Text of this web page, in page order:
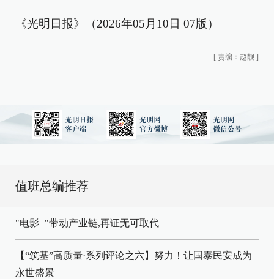
《光明日报》（2026年05月10日 07版）
[ 责编：赵靓 ]
值班总编推荐
"电影+"带动产业链,再证无可取代
【“筑基”高质量·系列评论之六】努力！让国泰民安成为
永世盛景